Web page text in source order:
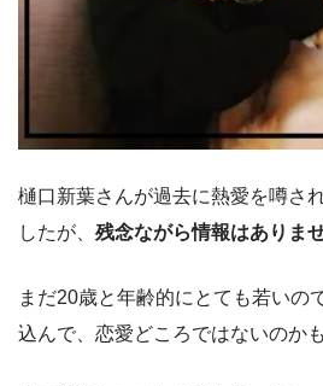
樋口新葉さんが過去に熱愛を噂さ
したが、 残念ながら情報はありま
まだ20歳と年齢的にとても若いの
込んで、恋愛どころではないのか